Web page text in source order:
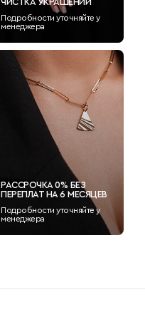
Подробности уточняйте у
менеджера
РАССРОЧКА 0% БЕЗ
ПЕРЕПЛАТ НА 6 МЕСЯЦЕВ
Подробности уточняйте у
менеджера